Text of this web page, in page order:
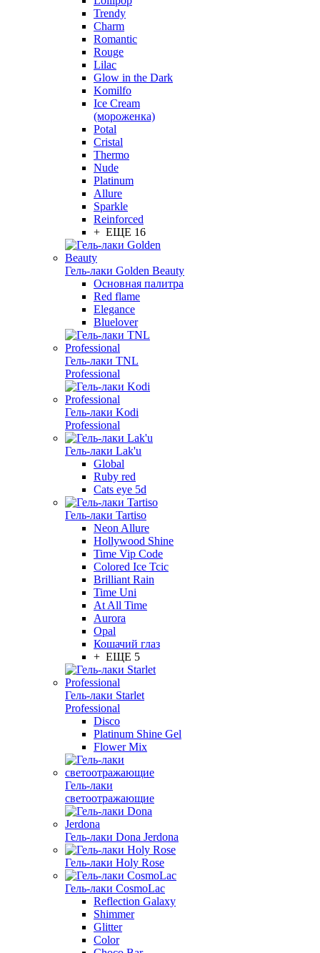
Trendy
Charm
Romantic
Rouge
Lilac
Glow in the Dark
Komilfo
Ice Cream
(мороженка)
Potal
Cristal
Thermo
Nude
Platinum
Allure
Sparkle
Reinforced
+ ЕЩЕ 16
Гель-лаки Golden Beauty
Основная палитра
Red flame
Elegance
Bluelover
Гель-лаки TNL
Professional
Гель-лаки Kodi
Professional
Гель-лаки Lak'u
Global
Ruby red
Cats eye 5d
Гель-лаки Tartiso
Neon Allure
Hollywood Shine
Time Vip Code
Colored Ice Tcic
Brilliant Rain
Time Uni
At All Time
Aurora
Opal
Кошачий глаз
+ ЕЩЕ 5
Гель-лаки Starlet
Professional
Disco
Platinum Shine Gel
Flower Mix
Гель-лаки
светоотражающие
Гель-лаки Dona Jerdona
Гель-лаки Holy Rose
Гель-лаки CosmoLac
Reflection Galaxy
Shimmer
Glitter
Color